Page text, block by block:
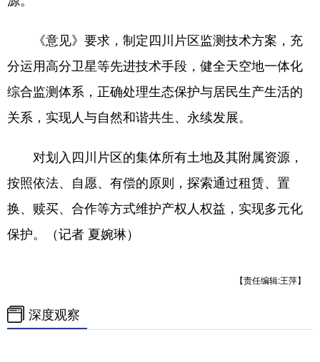
《意见》要求，制定四川片区监测技术方案，充
分运用高分卫星等先进技术手段，健全天空地一体化
综合监测体系，正确处理生态保护与居民生产生活的
关系，实现人与自然和谐共生、永续发展。
对划入四川片区的集体所有土地及其附属资源，
按照依法、自愿、有偿的原则，探索通过租赁、置
换、赎买、合作等方式维护产权人权益，实现多元化
保护。（记者 夏婉琳）
【责任编辑:王萍】
深度观察